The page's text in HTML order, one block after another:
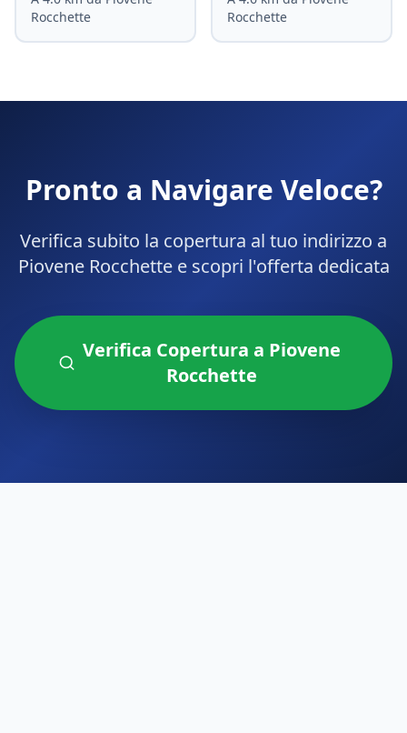
Rocchette
Rocchette
Pronto a Navigare Veloce?
Verifica subito la copertura al tuo indirizzo a
Piovene Rocchettee scopri l'offerta dedicata
Verifica Copertura a Piovene
Rocchette